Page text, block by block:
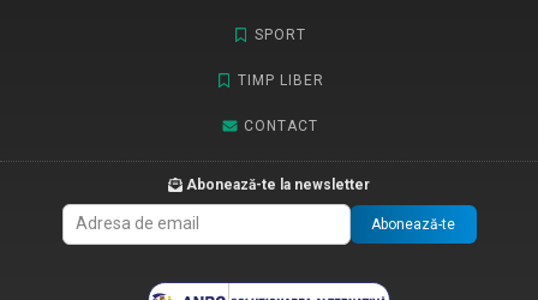
SPORT
TIMP LIBER
CONTACT
Abonează-te la newsletter
Abonează-te